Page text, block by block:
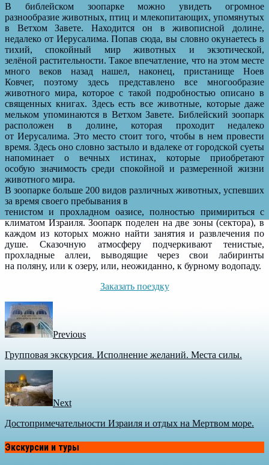
В библейском зоопарке можно увидеть огромное
разнообразие животных, птиц и млекопитающих, упомянутых
в Ветхом Завете. Находится он в живописной долине,
недалеко от Иерусалима. Попав сюда, вы словно окунаетесь в
тихий, спокойный мир животных и экзотической,
зелёной растительности. Такое впечатление, что на этом месте
много веков назад нашел, наконец, пристанище Ноев
Ковчег, поэтому здесь представлено все многообразие
животного мира, которое с такой подробностью описано в
священных книгах. Здесь есть все животные, которые даже
мельком упоминаются в Ветхом Завете. Библейский зоопарк
расположен в долине, которая проходит недалеко
от Иерусалима. Это место стоит того, чтобы в нем провести
время. Здесь оно словно застыло и вдалеке от городской суеты
напоминает о вечных истинах, которые приобретают
особую значимость среди спокойной и размеренной жизни
животного мира.
В зоопарке больше 200 видов различных животных, успевших
за время своего пребывания в
тенистом и прохладном оазисе, полностью примириться с
климатом Израиля. Зоопарк поделен на две зоны (сектора), в
каждом из которых можно найти занятия и развлечения по
душе. Сказочную атмосферу подчеркивают тенистые,
прохладные аллеи, выводящие через свои лабиринты
на поляну, или к озеру, или, неожиданно, к бурному водопаду.
Заказать поездку
Previous
Групповая экскурсия. Исполнение желаний. Места силы.
Next
Достопримечательности Израиля и отдых на Мертвом море.
Экскурсии и туры